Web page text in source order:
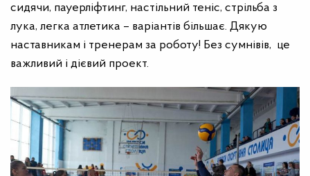
сидячи, пауерліфтинг, настільний теніс, стрільба з
лука, легка атлетика – варіантів більшає. Дякую
наставникам і тренерам за роботу! Без сумнівів, це
важливий і дієвий проект.